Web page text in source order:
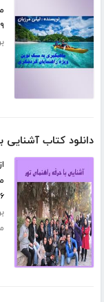
دانلود کتاب آشنایی
۱۶